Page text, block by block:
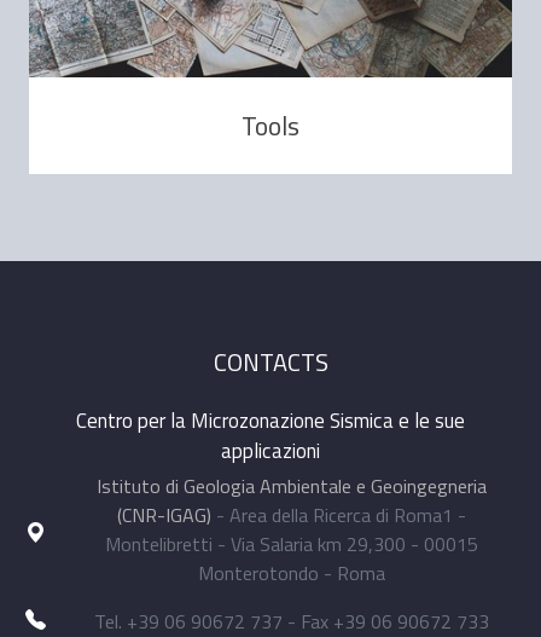
Tools
CONTACTS
Centro per la Microzonazione Sismica e le sue
applicazioni
Istituto di Geologia Ambientale e Geoingegneria
(CNR-IGAG) - Area della Ricerca di Roma1 -
Montelibretti - Via Salaria km 29,300 - 00015
Monterotondo - Roma
Tel. +39 06 90672 737 - Fax +39 06 90672 733